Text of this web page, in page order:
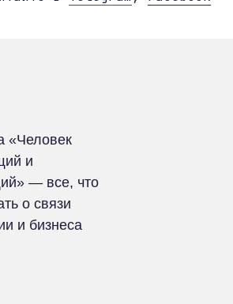
«Человек
и
— все, что
о связи
и бизнеса